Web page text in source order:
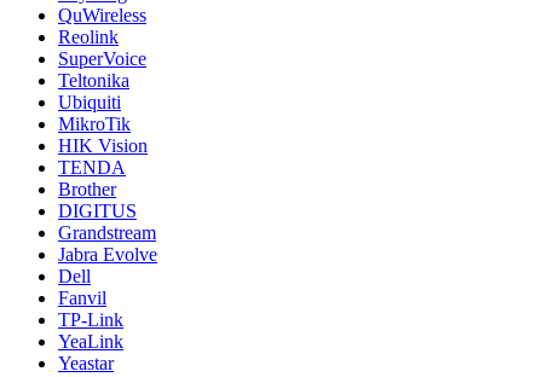
QuWireless
Reolink
SuperVoice
Teltonika
Ubiquiti
MikroTik
HIK Vision
TENDA
Brother
DIGITUS
Grandstream
Jabra Evolve
Dell
Fanvil
TP-Link
YeaLink
Yeastar